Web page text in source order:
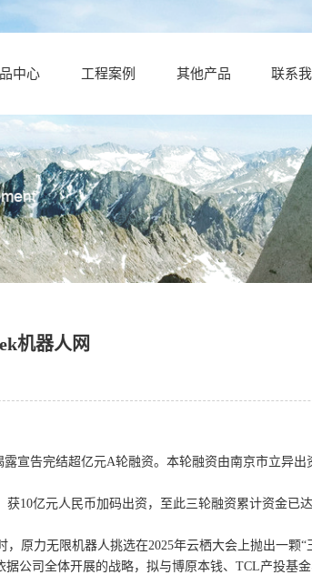
中心 工程案例 其他产品 联系我
机器人网
告完结超亿元A轮融资。本轮融资由南京市立异出
亿元人民币加码出资，至此三轮融资累计资金已
力无限机器人挑选在2025年云栖大会上抛出一颗“
司全体开展的战略，拟与博原本钱、TCL产投基